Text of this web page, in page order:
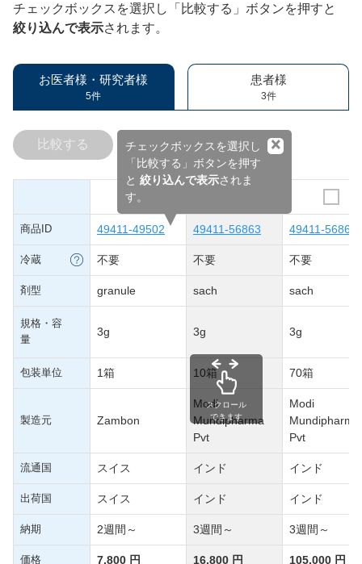
チェックボックスを選択し「比較する」ボタンを押すと
絞り込んで表示されます。
お医者様・研究者様
5件
患者様
3件
チェックボックスを選択し
「比較する」ボタンを押す
と 絞り込んで表示されま
す。
×
比較する
商品ID 49411-49502 49411-56863 49411-56864
冷蔵 不要 不要 不要
剤型 granule sach sach
規格・容
量
3g 3g 3g
包装単位 1箱 10箱 70箱
製造元 Zambon
Modi
Mundipharma
Pvt
Modi
Mundipharma
Pvt
流通国 スイス インド インド
出荷国 スイス インド インド
納期 2週間～ 3週間～ 3週間～
価格 7,800 円 16,800 円 105,000 円
スクロール
できます